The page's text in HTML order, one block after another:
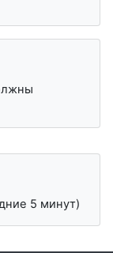
5 минут)